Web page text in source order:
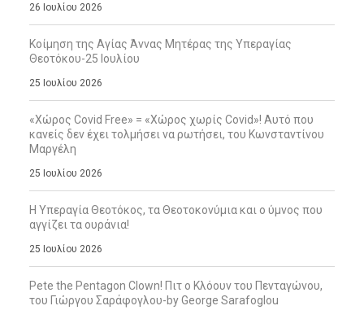
26 Ιουλίου 2026
Κοίμηση της Αγίας Άννας Μητέρας της Υπεραγίας
Θεοτόκου-25 Ιουλίου
25 Ιουλίου 2026
«Χώρος Covid Free» = «Χώρος χωρίς Covid»! Αυτό που
κανείς δεν έχει τολμήσει να ρωτήσει, του Κωνσταντίνου
Μαργέλη
25 Ιουλίου 2026
Η Υπεραγία Θεοτόκος, τα Θεοτοκονύμια και ο ύμνος που
αγγίζει τα ουράνια!
25 Ιουλίου 2026
Pete the Pentagon Clown! Πιτ ο Κλόουν του Πενταγώνου,
του Γιώργου Σαράφογλου-by George Sarafoglou